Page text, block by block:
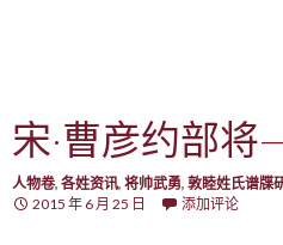
宋·曹彦约部
人物卷, 各姓资讯, 将帅武勇, 敦睦姓氏谱牒
2015 年 6 月 25 日
添加评论